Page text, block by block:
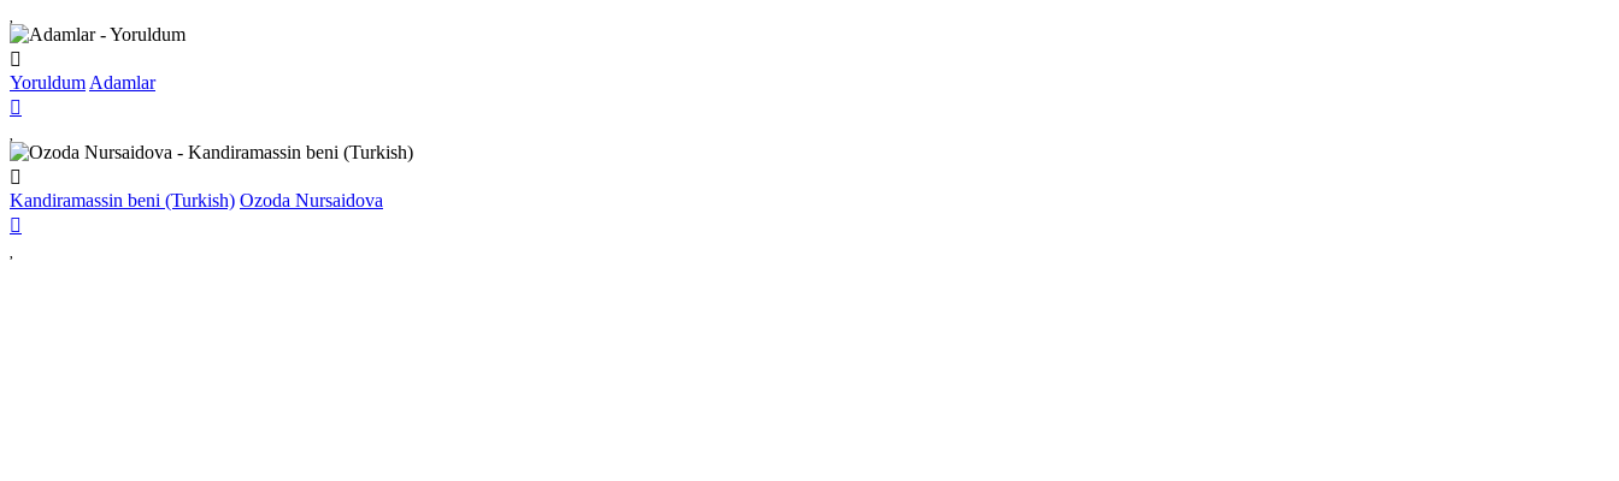
Yoruldum Adamlar
Kandiramassin beni (Turkish) Ozoda Nursaidova